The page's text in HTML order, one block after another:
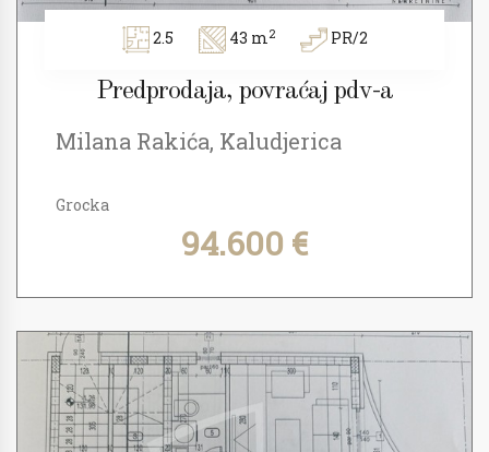
2.5 43 m2 PR/2
Predprodaja, povraćaj pdv-a
Milana Rakića, Kaludjerica
Grocka
94.600 €